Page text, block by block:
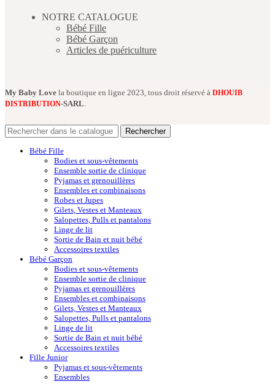
NOTRE CATALOGUE
Bébé Fille
Bébé Garçon
Articles de puériculture
My Baby Love la boutique en ligne 2023, tous droit réservé à DHOUIB
DISTRIBUTION-SARL.
Rechercher
Bébé Fille
Bodies et sous-vêtements
Ensemble sortie de clinique
Pyjamas et grenouillères
Ensembles et combinaisons
Robes et Jupes
Gilets, Vestes et Manteaux
Salopettes, Pulls et pantalons
Linge de lit
Sortie de Bain et nuit bébé
Accessoires textiles
Bébé Garçon
Bodies et sous-vêtements
Ensemble sortie de clinique
Pyjamas et grenouillères
Ensembles et combinaisons
Gilets, Vestes et Manteaux
Salopettes, Pulls et pantalons
Linge de lit
Sortie de Bain et nuit bébé
Accessoires textiles
Fille Junior
Pyjamas et sous-vêtements
Ensembles